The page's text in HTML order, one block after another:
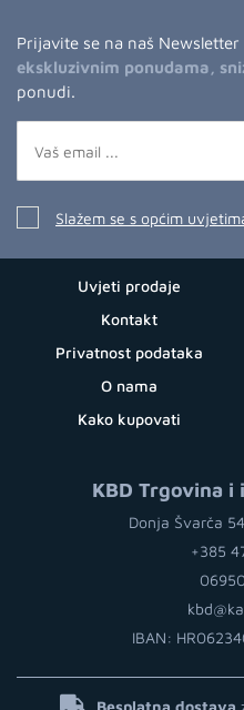
Prijavite se na naš
ekskluzivnim ponudama,
ponudi.
Slažem se s općim
Uvjeti prodaje
Kontakt
Privatnost podataka
O nama
Kako kupovati
KBD Trgovina i
Donja Švarča
+385
IBAN:
Besplatna dostava